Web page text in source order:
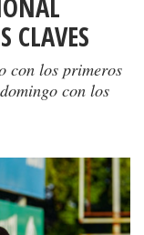
CLAVES
con los primeros
con los